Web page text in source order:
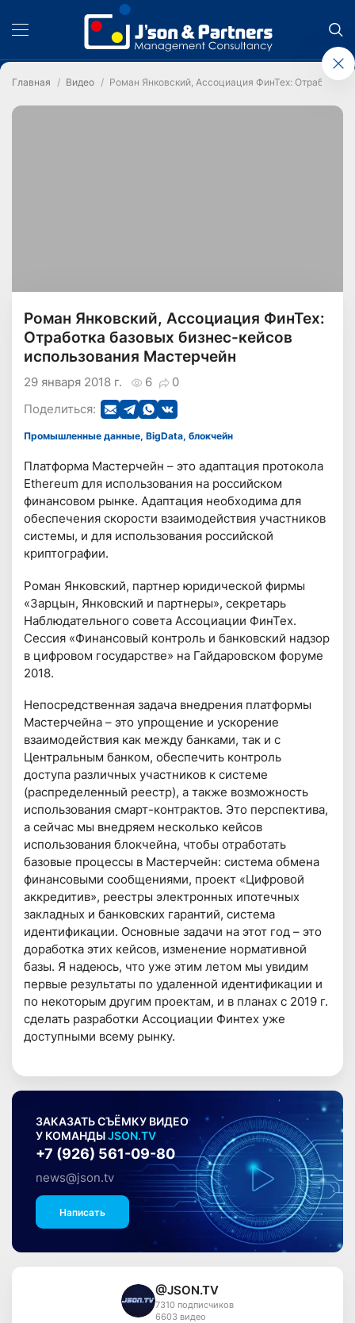
Главная Видео Роман Янковский, Ассоциация ФинТех: Отработка
Роман Янковский, Ассоциация ФинТех:
Отработка базовых бизнес-кейсов
использования Мастерчейн
6 0
29 января 2018 г.
Поделиться:
Промышленные данные, BigData, блокчейн
Платформа Мастерчейн – это адаптация протокола
Ethereum для использования на российском
финансовом рынке. Адаптация необходима для
обеспечения скорости взаимодействия участников
системы, и для использования российской
криптографии.
Роман Янковский, партнер юридической фирмы
«Зарцын, Янковский и партнеры», секретарь
Наблюдательного совета Ассоциации ФинТех.
Сессия «Финансовый контроль и банковский надзор
в цифровом государстве» на Гайдаровском форуме
2018.
Непосредственная задача внедрения платформы
Мастерчейна – это упрощение и ускорение
взаимодействия как между банками, так и с
Центральным банком, обеспечить контроль
доступа различных участников к системе
(распределенный реестр), а также возможность
использования смарт-контрактов. Это перспектива,
а сейчас мы внедряем несколько кейсов
использования блокчейна, чтобы отработать
базовые процессы в Мастерчейн: система обмена
финансовыми сообщениями, проект «Цифровой
аккредитив», реестры электронных ипотечных
закладных и банковских гарантий, система
идентификации. Основные задачи на этот год – это
доработка этих кейсов, изменение нормативной
базы. Я надеюсь, что уже этим летом мы увидим
первые результаты по удаленной идентификации и
по некоторым другим проектам, и в планах с 2019 г.
сделать разработки Ассоциации Финтех уже
доступными всему рынку.
ЗАКАЗАТЬ СЪЁМКУ ВИДЕО
У КОМАНДЫJSON.TV
+7 (926) 561-09-80
news@json.tv
Написать
@JSON.TV
7310 подписчиков
6603 видео